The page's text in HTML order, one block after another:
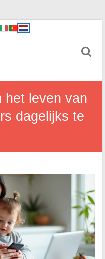
het leven van
dagelijks te